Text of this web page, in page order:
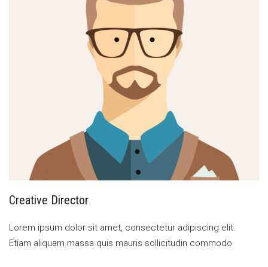
Creative Director
Lorem ipsum dolor sit amet, consectetur adipiscing elit.
Etiam aliquam massa quis mauris sollicitudin commodo